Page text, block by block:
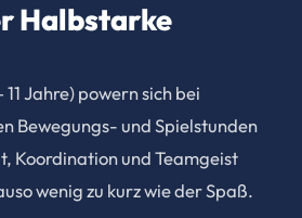
Halbstarke
Jahre) powern sich bei
Bewegungs- und Spielstunden
Koordination und Teamgeist
wenig zu kurz wie der Spaß.